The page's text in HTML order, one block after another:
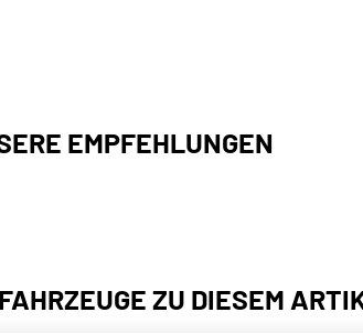
EMPFEHLUNGEN
ZU DIESEM